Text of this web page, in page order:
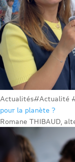
Actualités#Actualité
pour la planète ?
Romane THIBAUD,